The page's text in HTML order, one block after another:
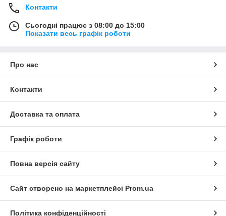
Контакти
Сьогодні працює з 08:00 до 15:00
Показати весь графік роботи
Про нас
Контакти
Доставка та оплата
Графік роботи
Повна версія сайту
Сайт створено на маркетплейсі Prom.ua
Політика конфіденційності